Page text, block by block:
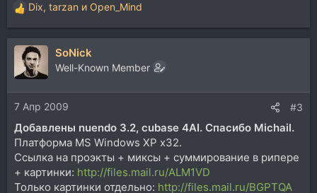
Р
е
а
и
и
:
Dix, tarzan и Open_Mind
SoNick
Well-Known Member
7 Апр 2009 #3
Добавлены nuendo 3.2, cubase 4AI. Спасибо Michail.
Платформа MS Windows XP x32.
Ссылка на проэкты + миксы + суммирование в рипере
+ картинки: http://files.mail.ru/ALM1VD
Только картинки отдельно: http://files.mail.ru/BGPTQA